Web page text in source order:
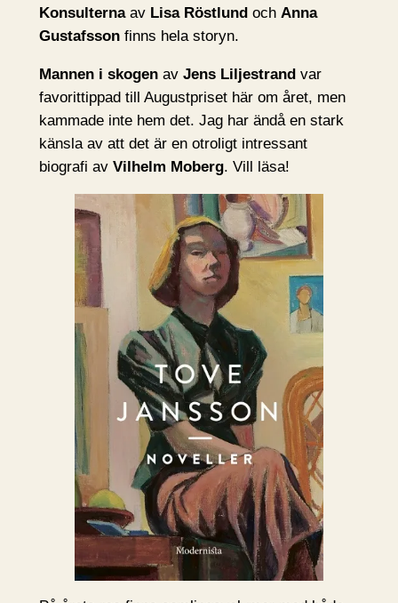
Konsulternaav Lisa Röstlund och Anna
Gustafssonfinns hela storyn.
Mannen i skogenav Jens Liljestrandvar
favorittippad till Augustpriset här om året, men
kammade inte hem det. Jag har ändå en stark
känsla av att det är en otroligt intressant
biografi av Vilhelm Moberg. Vill läsa!